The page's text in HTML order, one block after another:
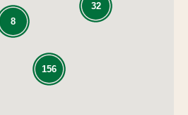
156
32
8